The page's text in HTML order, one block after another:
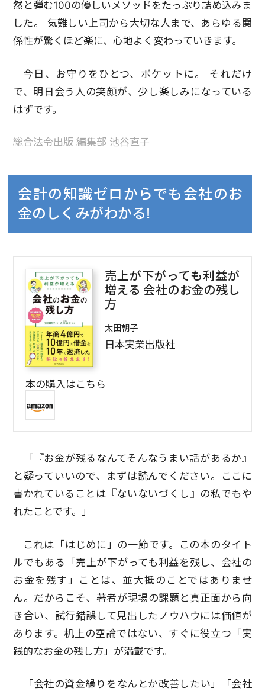
然と弾む100の優しいメソッドをたっぷり詰め込みま
した。 気難しい上司から大切な人まで、あらゆる関
係性が驚くほど楽に、心地よく変わっていきます。
今日、お守りをひとつ、ポケットに。 それだけ
で、明日会う人の笑顔が、少し楽しみになっている
はずです。
総合法令出版 編集部 池谷直子
会計の知識ゼロからでも会社のお
金のしくみがわかる!
売上が下がっても利益が
増える 会社のお金の残し
方
太田朝子
日本実業出版社
本の購入はこちら
「『お金が残るなんてそんなうまい話があるか』
と疑っていいので、まずは読んでください。ここに
書かれていることは『ないないづくし』の私でもや
れたことです。」
これは「はじめに」の一節です。この本のタイト
ルでもある「売上が下がっても利益を残し、会社の
お金を残す」ことは、並大抵のことではありませ
ん。だからこそ、著者が現場の課題と真正面から向
き合い、試行錯誤して見出したノウハウには価値が
あります。机上の空論ではない、すぐに役立つ「実
践的なお金の残し方」が満載です。
「会社の資金繰りをなんとか改善したい」「会社